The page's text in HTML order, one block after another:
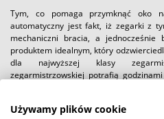
Tym, co pomaga przymknąć oko
automatyczny jest fakt, iż zegarki z
mechaniczni bracia, a
produktem idealnym, który
dla najwyższej klasy
zegarmistrzowskiej potrafią
tarczom typu skeleton są niezwykle
niż zwyczajne czasomierze zasilane
Używamy plików cookie